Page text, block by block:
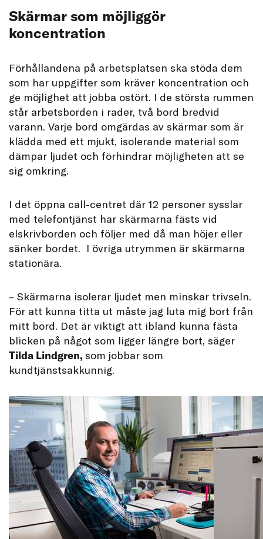
Skärmar som möjliggör
koncentration
Förhållandena på arbetsplatsen ska stöda dem
som har uppgifter som kräver koncentration och
ge möjlighet att jobba ostört. I de största rummen
står arbetsborden i rader, två bord bredvid
varann. Varje bord omgärdas av skärmar som är
klädda med ett mjukt, isolerande material som
dämpar ljudet och förhindrar möjligheten att se
sig omkring.
I det öppna call-centret där 12 personer sysslar
med telefontjänst har skärmarna fästs vid
elskrivborden och följer med då man höjer eller
sänker bordet. I övriga utrymmen är skärmarna
stationära.
– Skärmarna isolerar ljudet men minskar trivseln.
För att kunna titta ut måste jag luta mig bort från
mitt bord. Det är viktigt att ibland kunna fästa
blicken på något som ligger längre bort, säger
Tilda Lindgren, som jobbar som
kundtjänstsakkunnig.